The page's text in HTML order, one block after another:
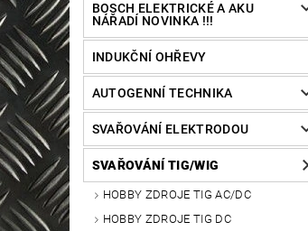
BOSCH ELEKTRICKÉ A AKU
NÁŘADÍ NOVINKA !!!
INDUKČNÍ OHŘEVY
AUTOGENNÍ TECHNIKA
SVAŘOVÁNÍ ELEKTRODOU
SVAŘOVÁNÍ TIG/WIG
HOBBY ZDROJE TIG AC/DC
HOBBY ZDROJE TIG DC